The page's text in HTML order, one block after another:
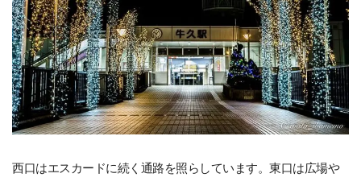
西口はエスカードに続く通路を照らしています。東口は広場や